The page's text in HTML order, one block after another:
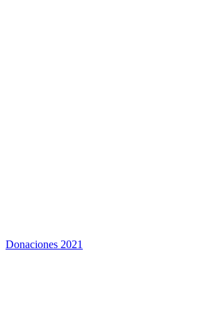
Donaciones 2021